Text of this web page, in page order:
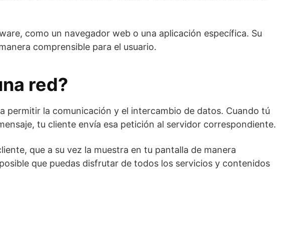
como un navegador web o una aplicación específica. Su
comprensible para el usuario.
red?
permitir la comunicación y el intercambio de datos. Cuando tú
tu cliente envía esa petición al servidor correspondiente.
que a su vez la muestra en tu pantalla de manera
que puedas disfrutar de todos los servicios y contenidos